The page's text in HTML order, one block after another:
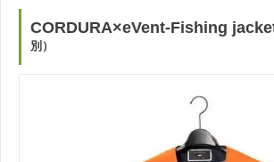
CORDURA×eVent-Fishing
別）